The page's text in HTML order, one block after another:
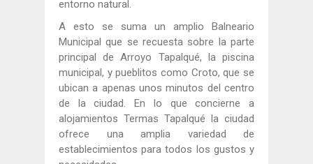
entorno natural.
A esto se suma un amplio Balneario
Municipal que se recuesta sobre la parte
principal de Arroyo Tapalqué, la piscina
municipal, y pueblitos como Croto, que se
ubican a apenas unos minutos del centro
de la ciudad. En lo que concierne a
alojamientos Termas Tapalqué la ciudad
ofrece una amplia variedad de
establecimientos para todos los gustos y